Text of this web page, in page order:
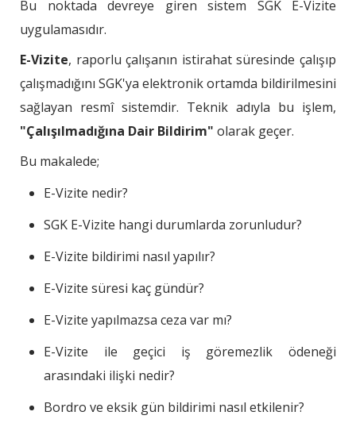
Tablosu
Sıkça Sorulan Sorular (SSS)
Sonuç
Bu noktada devreye giren sistem SGK E-Vizite
uygulamasıdır.
E-Vizite, raporlu çalışanın istirahat süresinde çalışıp
çalışmadığını SGK'ya elektronik ortamda bildirilmesini
sağlayan resmî sistemdir. Teknik adıyla bu işlem,
"Çalışılmadığına Dair Bildirim" olarak geçer.
Bu makalede;
E-Vizite nedir?
SGK E-Vizite hangi durumlarda zorunludur?
E-Vizite bildirimi nasıl yapılır?
E-Vizite süresi kaç gündür?
E-Vizite yapılmazsa ceza var mı?
E-Vizite ile geçici iş göremezlik ödeneği
arasındaki ilişki nedir?
Bordro ve eksik gün bildirimi nasıl etkilenir?